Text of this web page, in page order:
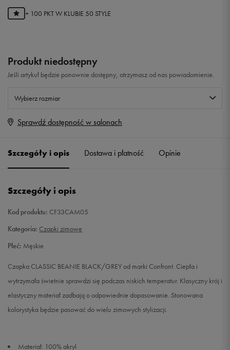
+ 100 PKT W KLUBIE 50 STYLE
Produkt niedostępny
Jeśli artykuł będzie ponownie dostępny, otrzymasz od nas powiadomienie.
Wybierz rozmiar
ONE SIZE Powiadom o dostępności
Sprawdź dostępność w salonach
Szczegóły i opis Dostawa i płatność Opinie
Szczegóły i opis
Kod produktu: CF33CAM05
Kategoria: Czapki zimowe
Płeć: Męskie
Czapka CLASSIC BEANIE BLACK/GREY od marki Confront. Ciepła i
wytrzymała świetnie sprawdzi się podczas niskich temperatur. Klasyczny krój i
elastyczny materiał zadbają o odpowiednie dopasowanie. Stonowana
kolorystyka będzie pasować do wielu zimowych stylizacji.
Materiał: 100% akryl